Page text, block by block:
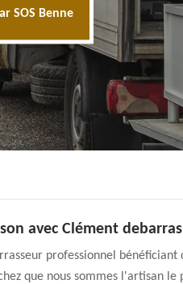
SOS Benne
avec Clément
professionnel bénéficiant
que nous sommes l'artisan le